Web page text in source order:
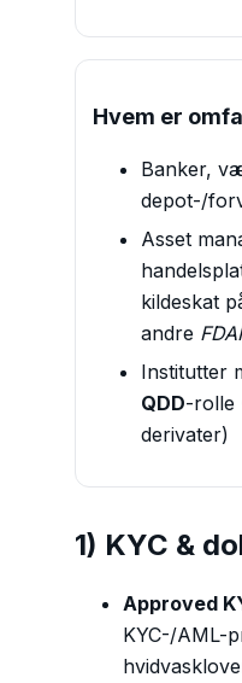
Hvem er
Banker,
depot-/
Asset
kildeskat
andre
Institutter
QDD-rolle
derivater)
1) KYC &
Approved
KYC-/AML-